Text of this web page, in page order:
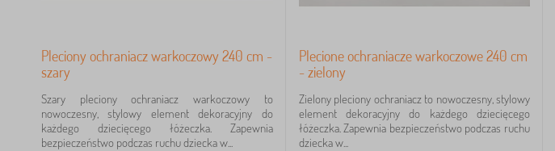
Pleciony ochraniacz warkoczowy 240 cm -
szary
Szary pleciony ochraniacz warkoczowy to
nowoczesny, stylowy element dekoracyjny do
każdego dziecięcego łóżeczka. Zapewnia
bezpieczeństwo podczas ruchu dziecka w...
Plecione ochraniacze warkoczowe 240 cm
- zielony
Zielony pleciony ochraniacz to nowoczesny, stylowy
element dekoracyjny do każdego dziecięcego
łóżeczka. Zapewnia bezpieczeństwo podczas ruchu
dziecka w...